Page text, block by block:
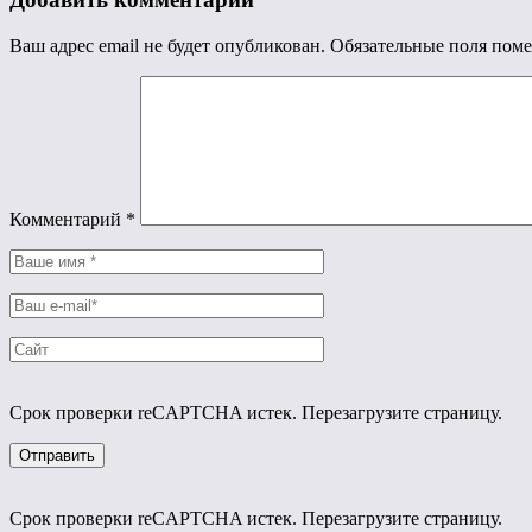
Ваш адрес email не будет опубликован. Обязательные поля
Комментарий *
Срок проверки reCAPTCHA истек. Перезагрузите страницу.
Срок проверки reCAPTCHA истек. Перезагрузите страницу.